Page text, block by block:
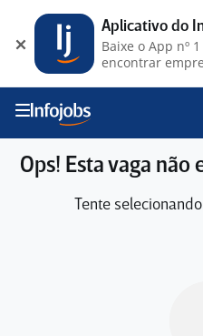
Ops! Esta vaga não
Tente
Aplicativo do
Baixe o App nº
encontrar